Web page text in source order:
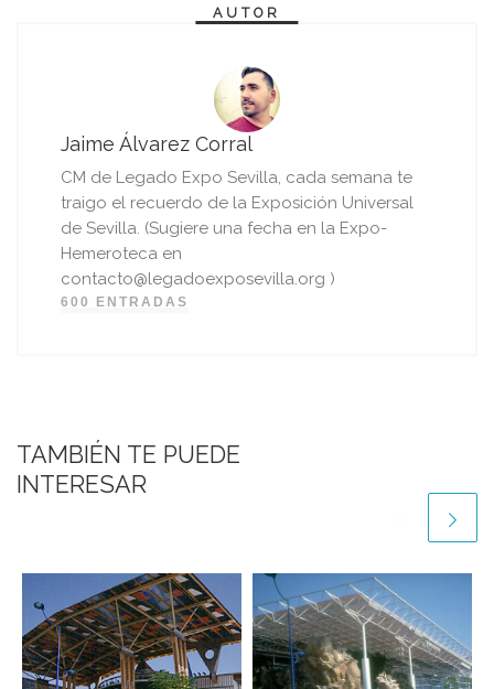
AUTOR
Jaime Álvarez Corral
CM de Legado Expo Sevilla, cada semana te
traigo el recuerdo de la Exposición Universal
de Sevilla. (Sugiere una fecha en la Expo-
Hemeroteca en
contacto@legadoexposevilla.org )
600 ENTRADAS
TAMBIÉN TE PUEDE
INTERESAR